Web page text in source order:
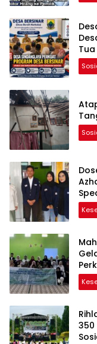
350